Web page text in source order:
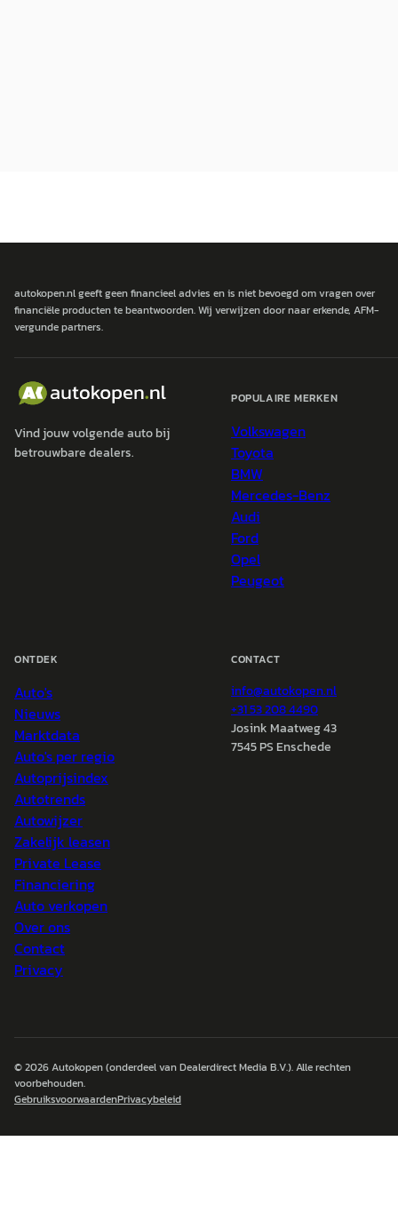
autokopen.nl geeft geen financieel advies en is niet bevoegd om vragen over
financiële producten te beantwoorden. Wij verwijzen door naar erkende, AFM-
vergunde partners.
Vind jouw volgende auto bij
betrouwbare dealers.
POPULAIRE MERKEN
Volkswagen
Toyota
BMW
Mercedes-Benz
Audi
Ford
Opel
Peugeot
ONTDEK
Auto's
Nieuws
Marktdata
Auto's per regio
Autoprijsindex
Autotrends
Autowijzer
Zakelijk leasen
Private Lease
Financiering
Auto verkopen
Over ons
Contact
Privacy
CONTACT
info@autokopen.nl
+31 53 208 4490
Josink Maatweg 43
7545 PS Enschede
© 2026Autokopen(onderdeel van Dealerdirect Media B.V.). Alle rechten
voorbehouden.
GebruiksvoorwaardenPrivacybeleid